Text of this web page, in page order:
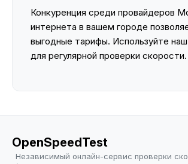
Конкуренция среди провайдеров
интернета в вашем городе
выгодные тарифы. Используйте
для регулярной проверки скорости.
OpenSpeedTest
Независимый онлайн-сервис проверки